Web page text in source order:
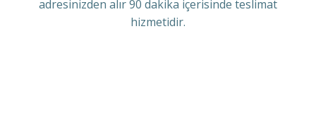
adresinizden alır 90 dakika içerisinde teslimat
hizmetidir.